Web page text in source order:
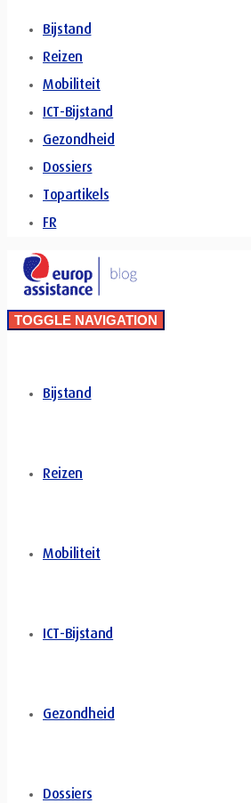
Bijstand
Reizen
Mobiliteit
ICT-Bijstand
Gezondheid
Dossiers
Topartikels
FR
TOGGLE NAVIGATION
Bijstand
Reizen
Mobiliteit
ICT-Bijstand
Gezondheid
Dossiers